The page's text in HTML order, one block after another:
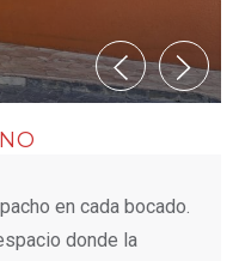
en cada bocado.
donde la